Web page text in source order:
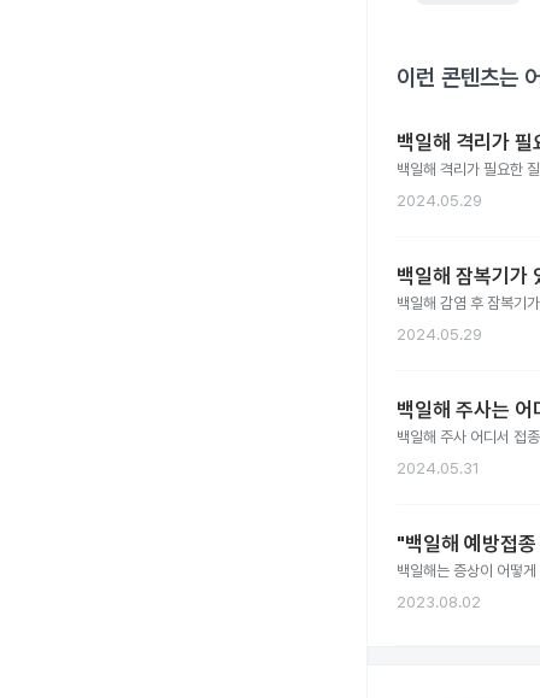
이런 콘텐츠는
백일해 격리가 필
백일해 격리가 필요한
2024.05.29
백일해 잠복기가
백일해 감염 후 잠복기
2024.05.29
백일해 주사는
백일해 주사 어디서 접
2024.05.31
"백일해 예방접
백일해는 증상이 어떻
2023.08.02